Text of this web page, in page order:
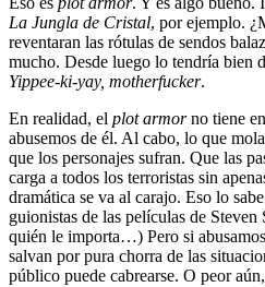
La Jungla de Cristal, por ejemplo.
reventaran las rótulas de sendos
mucho. Desde luego lo tendría bien
Yippee-ki-yay, motherfucker.
En realidad, el plot armorno tiene
abusemos de él. Al cabo, lo que
que los personajes sufran. Que las
carga a todos los terroristas sin
dramática se va al carajo. Eso lo
guionistas de las películas de
quién le importa…) Pero si
salvan por pura chorra de las
público puede cabrearse. O peor